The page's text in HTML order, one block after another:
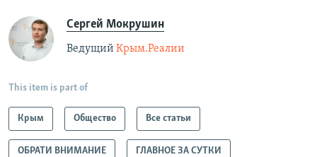
Сергей Мокрушин
Ведущий Крым.Реалии
This item is part of
Крым Общество Все статьи
ОБРАТИ ВНИМАНИЕ ГЛАВНОЕ ЗА СУТКИ